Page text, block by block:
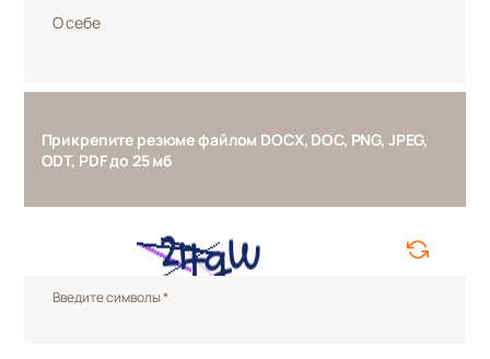
О себе
Прикрепите резюме файлом DOCX, DOC, PNG, JPEG,
ODT, PDF до 25 мб
Введите символы *